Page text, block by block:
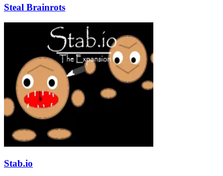
Steal Brainrots
Stab.io